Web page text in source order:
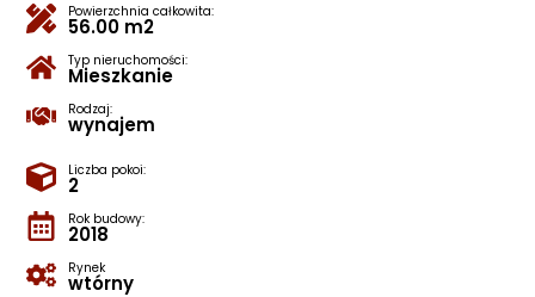
Powierzchnia całkowita:
56.00 m2
Typ nieruchomości:
Mieszkanie
Rodzaj:
wynajem
Liczba pokoi:
2
Rok budowy:
2018
Rynek
wtórny